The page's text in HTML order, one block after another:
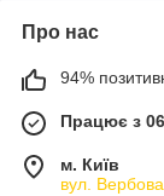
Про нас
94%
Працює з
м. Київ
вул.